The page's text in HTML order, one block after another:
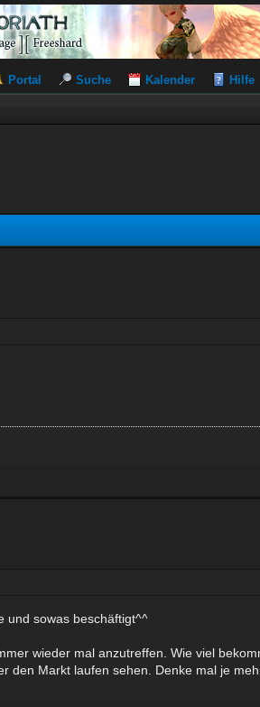
Portal Suche Kalender Hilfe
und sowas beschäftigt^^
wieder mal anzutreffen. Wie viel
den Markt laufen sehen. Denke mal je